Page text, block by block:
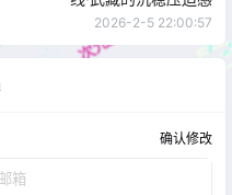
2026-2-5 22:00:57
确认修改